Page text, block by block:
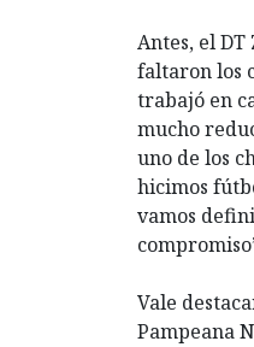
Antes, el
faltaron los
trabajó en
mucho
uno de los
hicimos
vamos
Vale
Pampeana